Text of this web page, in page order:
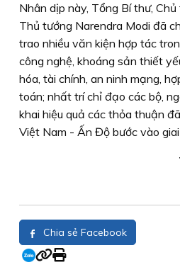
Nhân dịp này, Tổng Bí thư,
Thủ tướng Narendra Modi đã
trao nhiều văn kiện hợp tác
công nghệ, khoáng sản thiết
hóa, tài chính, an ninh mạng,
toán; nhất trí chỉ đạo các bộ,
khai hiệu quả các thỏa thuận
Việt Nam - Ấn Độ bước vào
Chia sẻ Facebook